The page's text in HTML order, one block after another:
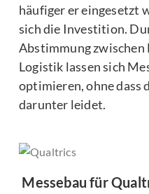
häufiger er eingesetzt
sich die Investition.
Abstimmung
Logistik lassen sich
optimieren, ohne dass
darunter leidet.
Messebau für